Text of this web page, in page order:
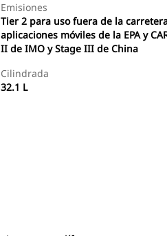
Emisiones
Tier 2 para uso fuera de la
aplicaciones móviles de la EPA y
II de IMO y Stage III de China
Cilindrada
32.1 L